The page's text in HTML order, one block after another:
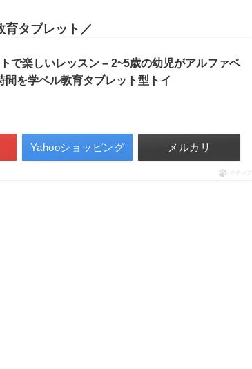
育タブレット
で楽しいレッスン – 2~5歳の幼児がアルファベ
を学ベル教育タブレット型トイ
Yahooショッピング メルカリ
ポチップ